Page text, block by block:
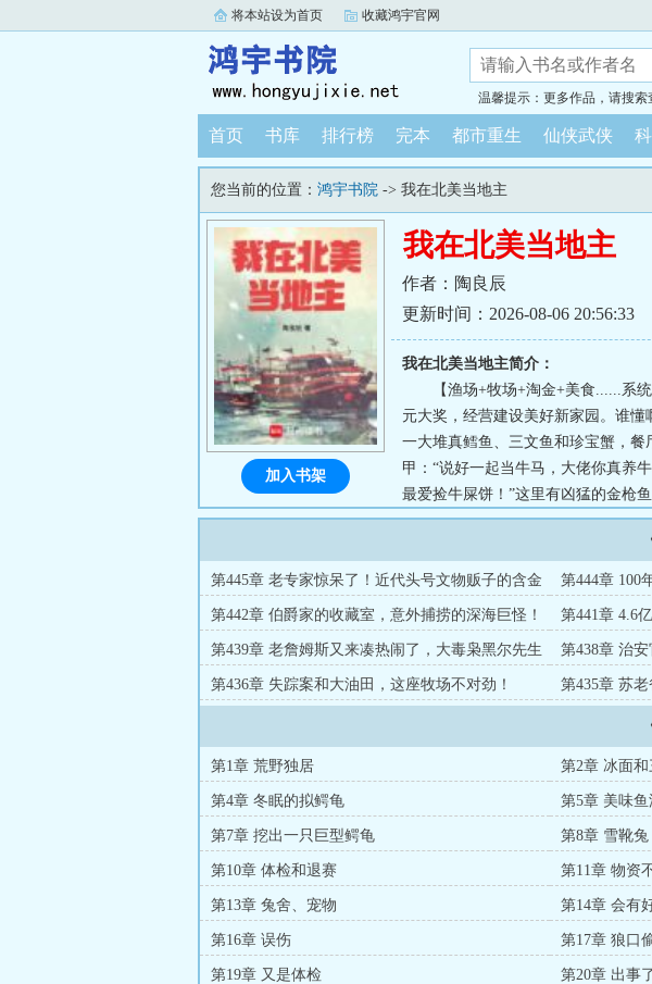
将本站设为首页 收藏鸿宇官网
温馨提示：更多作品，请搜索
首页 书库 排行榜 完本 都市重生 仙侠武侠
您当前的位置： 鸿宇书院 -> 我在北美当地主
我在北美当地主
作者：陶良辰
更新时间：2026-08-06 20:56:33
我在北美当地主简介：
【渔场+牧场+淘金+美食......系
元大奖，经营建设美好新家园。谁
一大堆真鳕鱼、三文鱼和珍宝蟹，
甲：“说好一起当牛马，大佬你真养
最爱捡牛屎饼！”这里有凶猛的金枪
和焦虑，只有吹过草场和海洋的风
加入书架
第445章 老专家惊呆了！近代头号文物贩子的含金
量
第444章 100
变天目！
第442章 伯爵家的收藏室，意外捕捞的深海巨怪！
第441章 4.6
友……
第439章 老詹姆斯又来凑热闹了，大毒枭黑尔先生
第438章 治
金！
第436章 失踪案和大油田，这座牧场不对劲！
第435章 苏
第1章 荒野独居 第2章 冰面
第4章 冬眠的拟鳄龟 第5章 美味鱼
第7章 挖出一只巨型鳄龟 第8章 雪靴兔
第10章 体检和退赛 第11章 物资
第13章 兔舍、宠物 第14章 会有
第16章 误伤 第17章 狼口
第19章 又是体检 第20章 出事